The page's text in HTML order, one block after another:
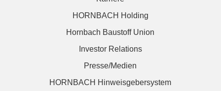
HORNBACH Holding
Hornbach Baustoff Union
Investor Relations
Presse/Medien
HORNBACH Hinweisgebersystem